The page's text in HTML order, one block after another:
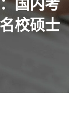
校硕士